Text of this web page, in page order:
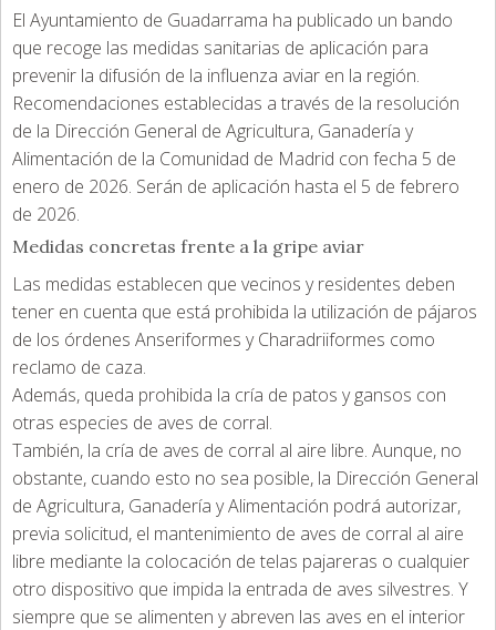
El Ayuntamiento de Guadarrama ha publicado un bando
que recoge las medidas sanitarias de aplicación para
prevenir la difusión de la influenza aviar en la región.
Recomendaciones establecidas a través de la resolución
de la Dirección General de Agricultura, Ganadería y
Alimentación de la Comunidad de Madrid con fecha 5 de
enero de 2026. Serán de aplicación hasta el 5 de febrero
de 2026.
Medidas concretas frente a la gripe aviar
Las medidas establecen que vecinos y residentes deben
tener en cuenta que está prohibida la utilización de pájaros
de los órdenes Anseriformes y Charadriiformes como
reclamo de caza.
Además, queda prohibida la cría de patos y gansos con
otras especies de aves de corral.
También, la cría de aves de corral al aire libre. Aunque, no
obstante, cuando esto no sea posible, la Dirección General
de Agricultura, Ganadería y Alimentación podrá autorizar,
previa solicitud, el mantenimiento de aves de corral al aire
libre mediante la colocación de telas pajareras o cualquier
otro dispositivo que impida la entrada de aves silvestres. Y
siempre que se alimenten y abreven las aves en el interior